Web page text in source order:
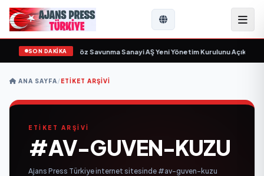
SON DAKİKA
gün sayıyor• Açıkgöz Savunma Sanayi AŞ Yeni Yönetim Kurulunu Açıkladı
ANA SAYFA/ETIKET ARŞIVI
ETİKET ARŞİVİ
#AV-GUVEN-KUZU
Ajans Press Türkiye internet sitesinde #av-guven-kuzu